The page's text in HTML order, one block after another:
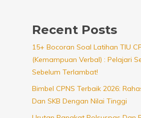
Recent Posts
15+ Bocoran Soal Latihan TIU
(Kemampuan Verbal) : Pelajari
Sebelum Terlambat!
Bimbel CPNS Terbaik 2026:
Dan SKB Dengan Nilai Tinggi